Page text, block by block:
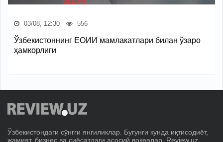
03/08, 12:30 556
Ўзбекистоннинг ЕОИИ мамлакатлари билан ўзаро
ҳамкорлиги
Ўзбекистондаги сўнгги янгиликлар. Бугунги кунда иқтисодиёт,
жамият, бизнес ва сиёсатдаги асосий воқеалар. Review.uz